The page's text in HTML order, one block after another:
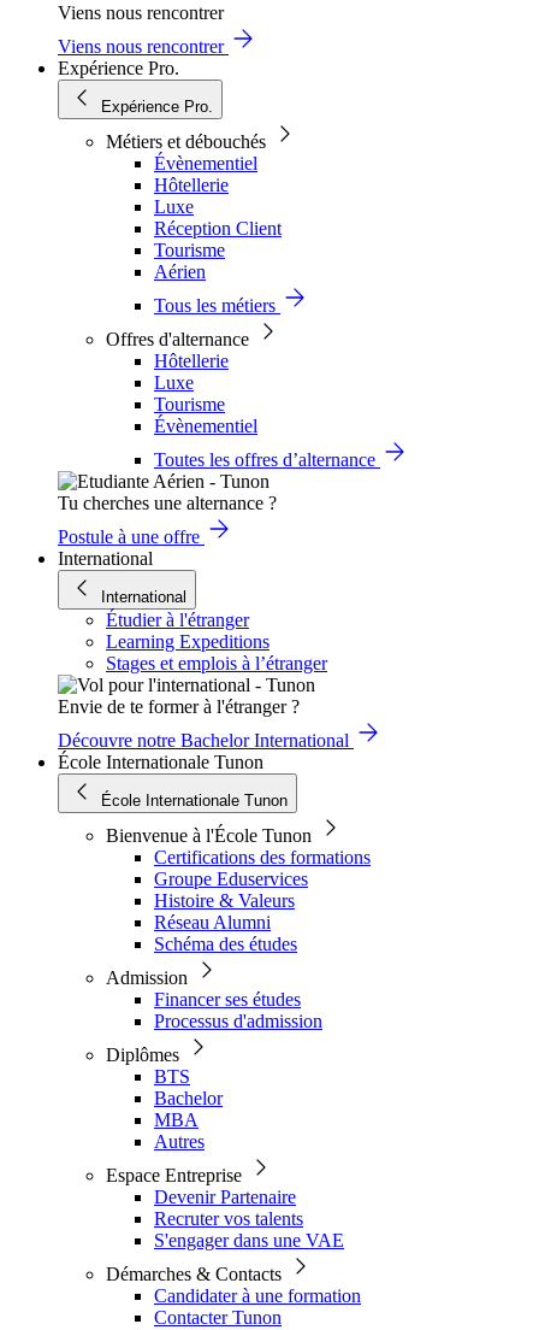
Viens nous rencontrer
Viens nous rencontrer
Expérience Pro.
Expérience Pro.
Métiers et débouchés
Évènementiel
Hôtellerie
Luxe
Réception Client
Tourisme
Aérien
Tous les métiers
Offres d'alternance
Hôtellerie
Luxe
Tourisme
Évènementiel
Toutes les offres d’alternance
Tu cherches une alternance ?
Postule à une offre
International
International
Étudier à l'étranger
Learning Expeditions
Stages et emplois à l’étranger
Envie de te former à l'étranger ?
Découvre notre Bachelor International
École Internationale Tunon
École Internationale Tunon
Bienvenue à l'École Tunon
Certifications des formations
Groupe Eduservices
Histoire & Valeurs
Réseau Alumni
Schéma des études
Admission
Financer ses études
Processus d'admission
Diplômes
BTS
Bachelor
MBA
Autres
Espace Entreprise
Devenir Partenaire
Recruter vos talents
S'engager dans une VAE
Démarches & Contacts
Candidater à une formation
Contacter Tunon